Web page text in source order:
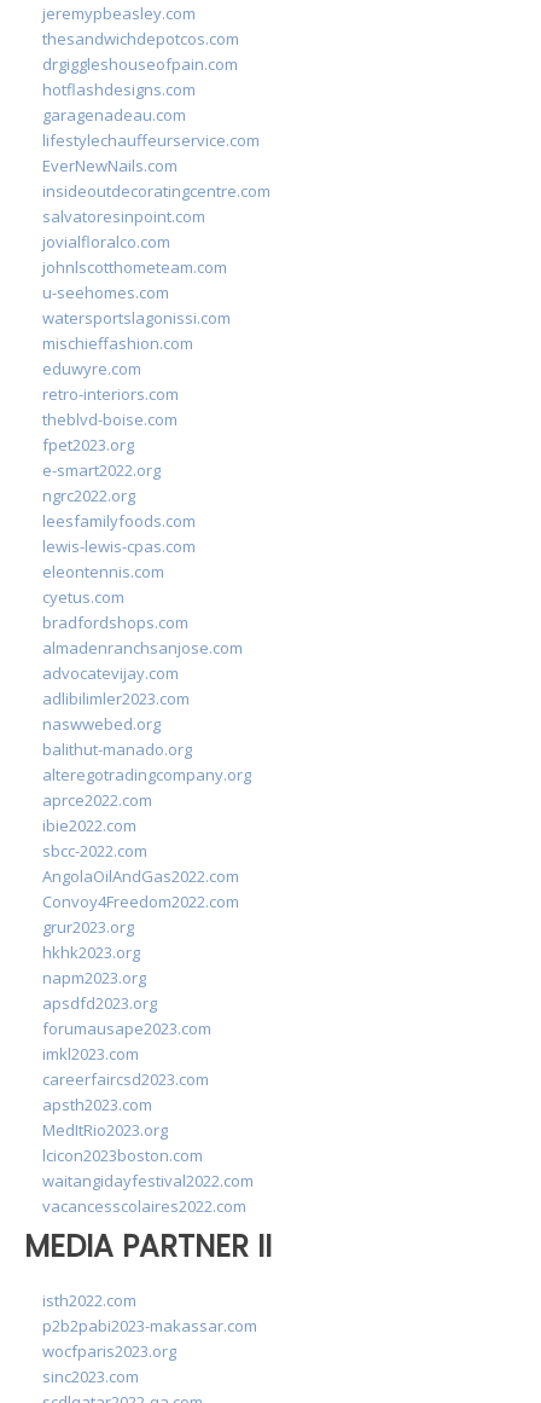
jeremypbeasley.com
thesandwichdepotcos.com
drgiggleshouseofpain.com
hotflashdesigns.com
garagenadeau.com
lifestylechauffeurservice.com
EverNewNails.com
insideoutdecoratingcentre.com
salvatoresinpoint.com
jovialfloralco.com
johnlscotthometeam.com
u-seehomes.com
watersportslagonissi.com
mischieffashion.com
eduwyre.com
retro-interiors.com
theblvd-boise.com
fpet2023.org
e-smart2022.org
ngrc2022.org
leesfamilyfoods.com
lewis-lewis-cpas.com
eleontennis.com
cyetus.com
bradfordshops.com
almadenranchsanjose.com
advocatevijay.com
adlibilimler2023.com
naswwebed.org
balithut-manado.org
alteregotradingcompany.org
aprce2022.com
ibie2022.com
sbcc-2022.com
AngolaOilAndGas2022.com
Convoy4Freedom2022.com
grur2023.org
hkhk2023.org
napm2023.org
apsdfd2023.org
forumausape2023.com
imkl2023.com
careerfaircsd2023.com
apsth2023.com
MedItRio2023.org
lcicon2023boston.com
waitangidayfestival2022.com
vacancesscolaires2022.com
MEDIA PARTNER II
isth2022.com
p2b2pabi2023-makassar.com
wocfparis2023.org
sinc2023.com